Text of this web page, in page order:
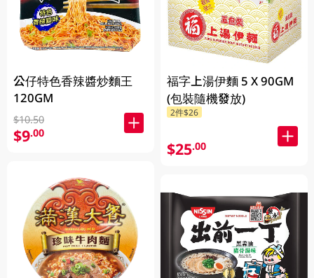
公仔特色香辣醬炒麵王
120GM
$10.50
$9.00
福字上湯伊麵 5 X 90GM
(包裝隨機發放)
2件$26
$25.00